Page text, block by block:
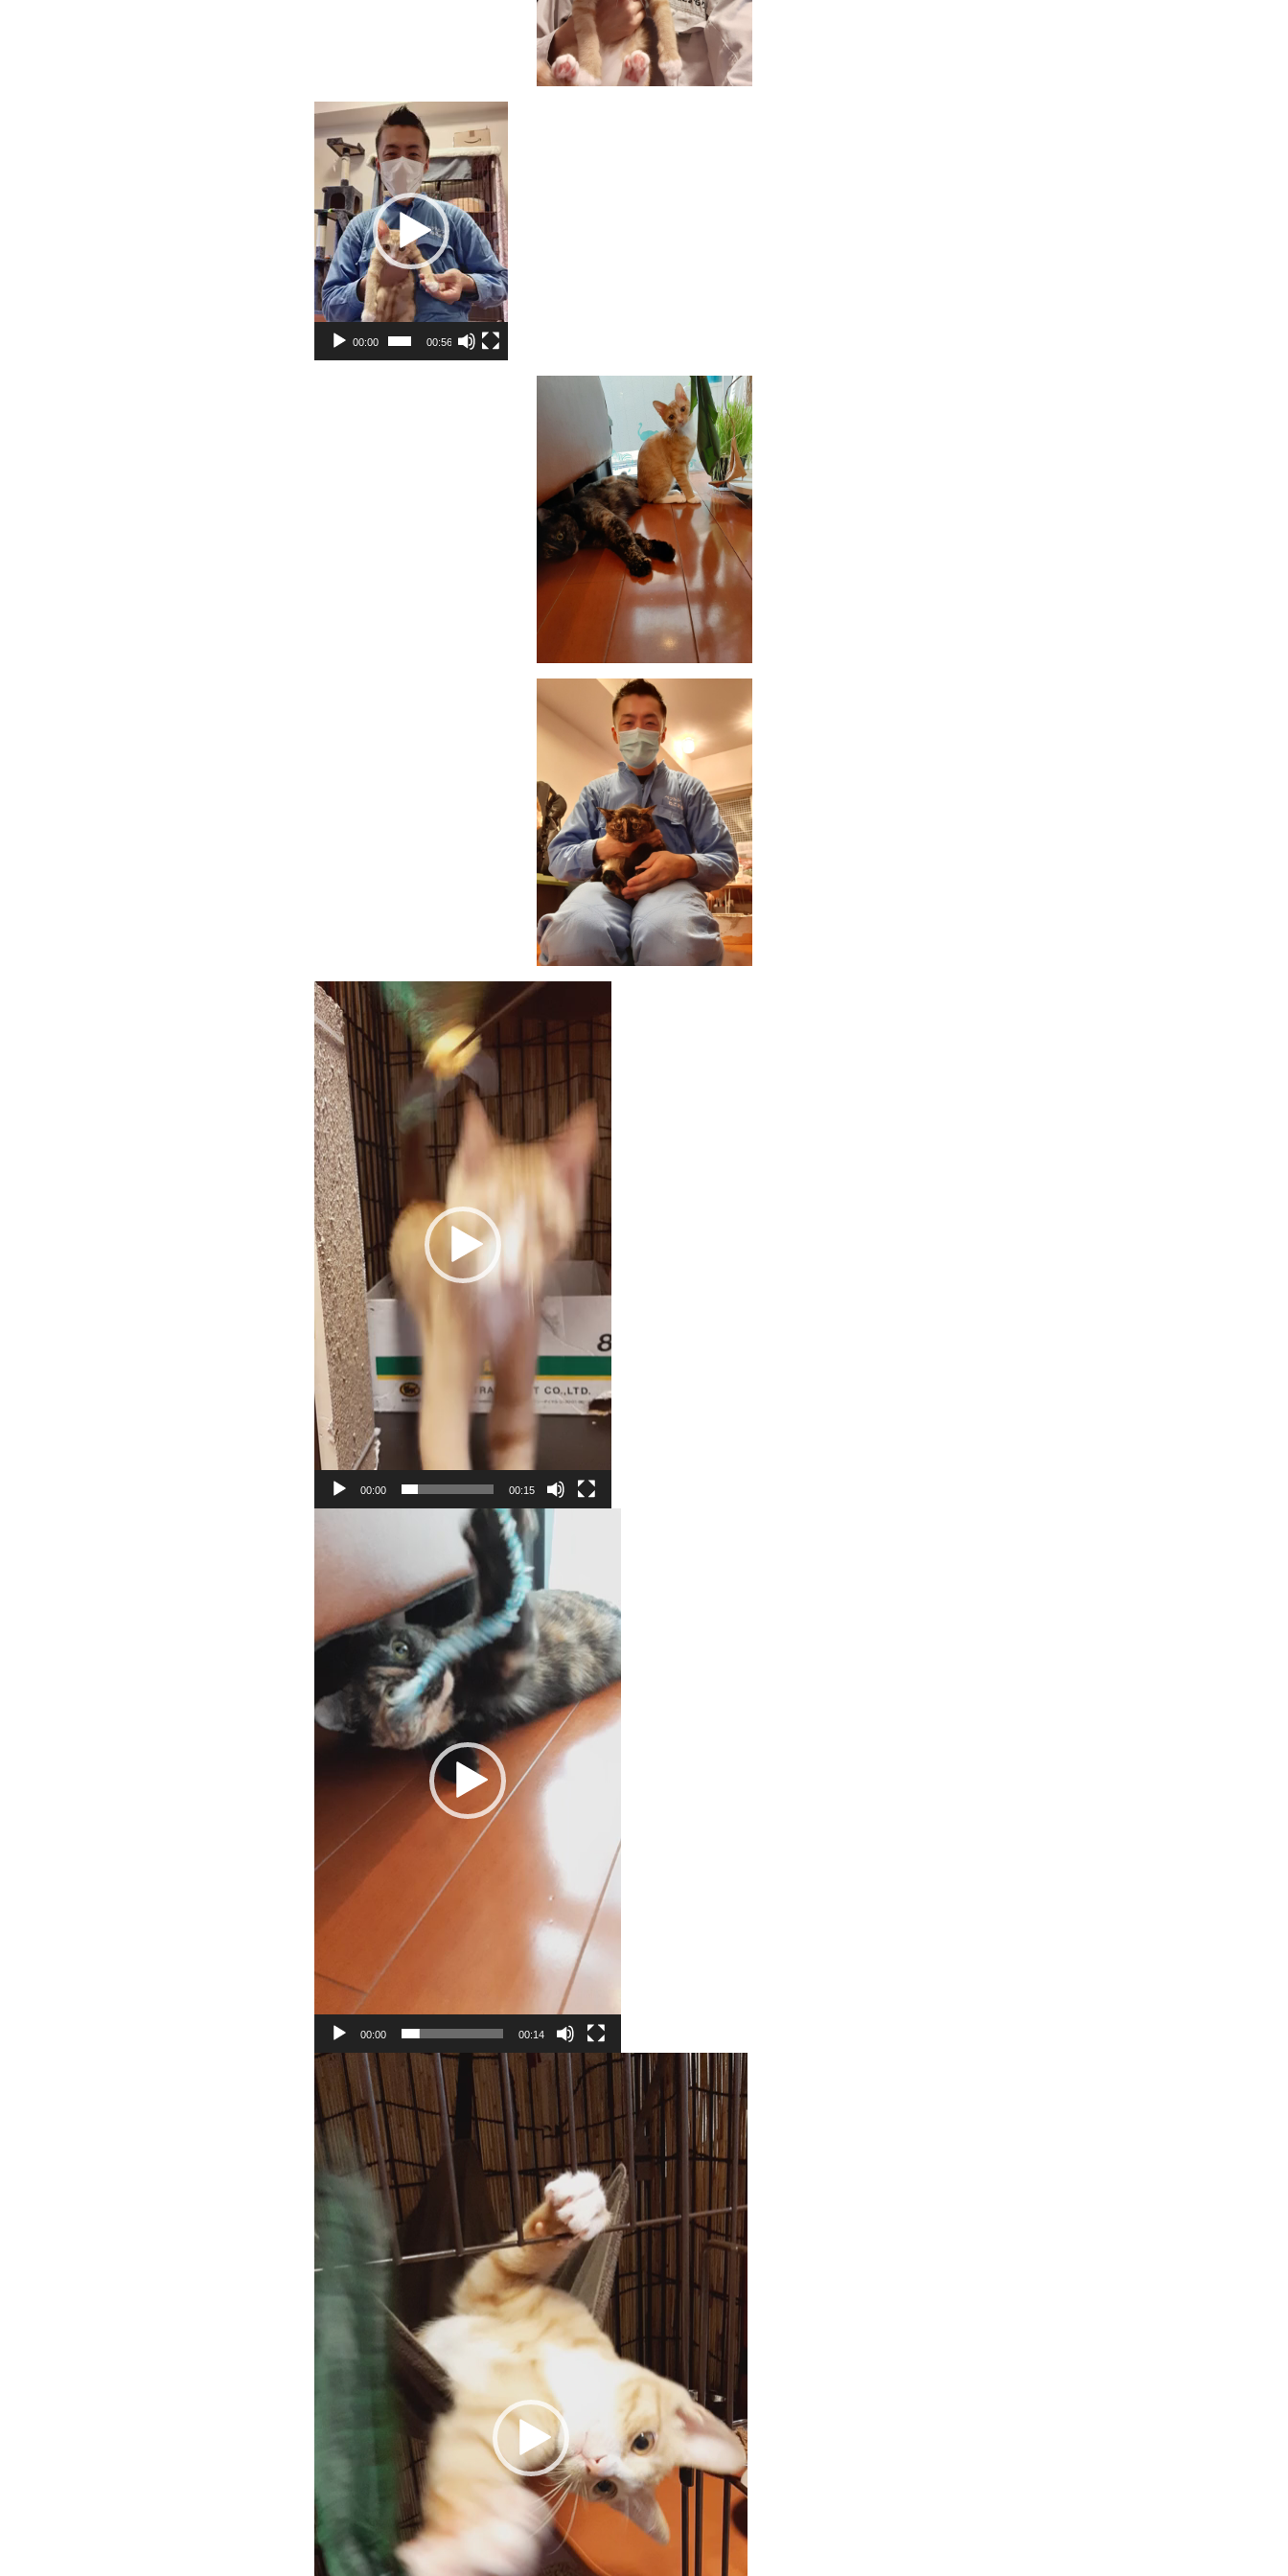
動
画
レ
ー
ヤ
ー
00:00 00:56
動
画
プ
レ
ー
ヤ
ー
00:00 00:15
ー
ヤ
ー
00:00 00:14
動
画
プ
レ
ー
ヤ
ー